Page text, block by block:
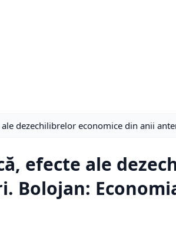
dezechilibrelor economice din anii
efecte ale
Bolojan: